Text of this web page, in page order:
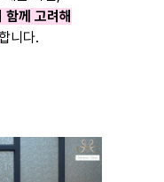
함께 고려해
니다.